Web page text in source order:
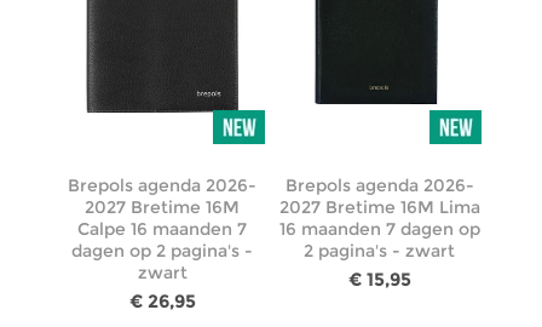
Brepols agenda 2026-
2027 Bretime 16M
Calpe 16 maanden 7
dagen op 2 pagina's -
zwart
€ 26,95
Brepols agenda 2026-
2027 Bretime 16M Lima
16 maanden 7 dagen op
2 pagina's - zwart
€ 15,95